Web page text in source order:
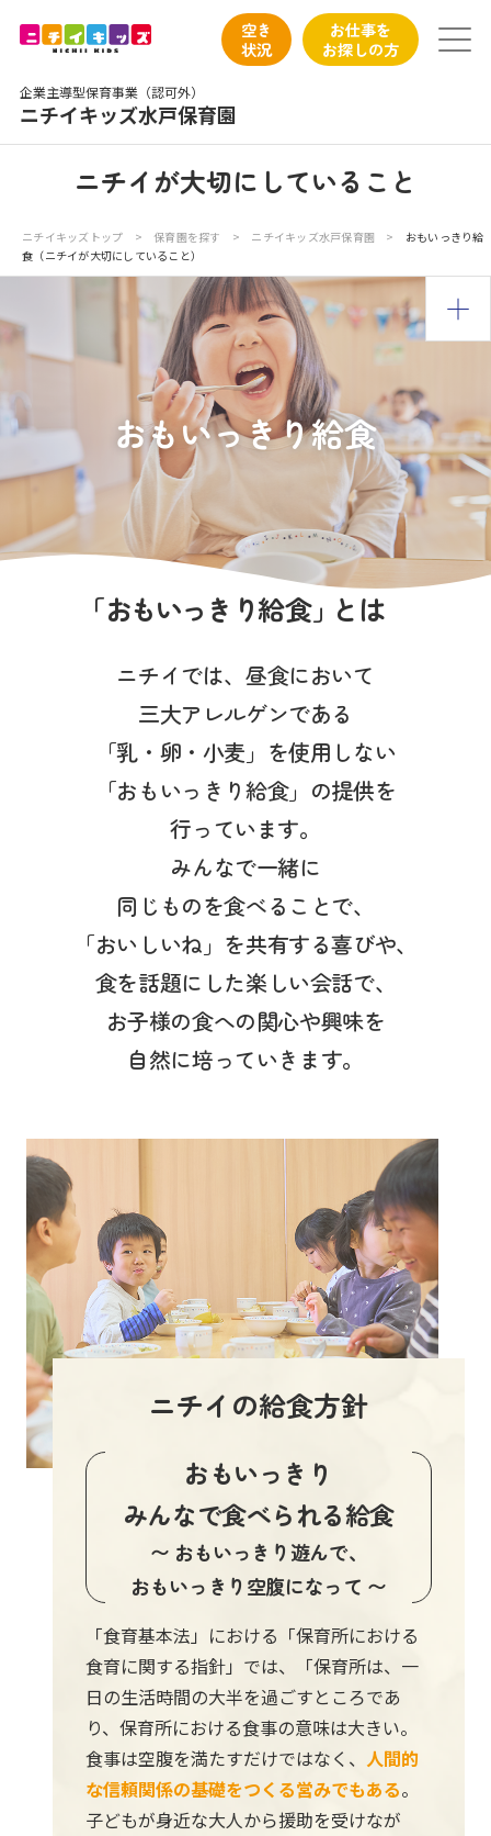
企業主導型保育事業（認可外）
ニチイキッズ水戸保育園
空き
状況
お仕事を
お探しの方
ニチイが大切にしていること
お食事
子育てひろばのご紹介
写真販売サービス
お仕事をお探しの方
よくあるご質問
保育園に関するお問い合わせ
プライバシーポリシー サイトのご利用について
ニチイ学館オフィシャルサイト
ニチイが大切にしていること
ニチイキッズトップ > 保育園を探す > ニチイキッズ水戸保育園 >
おもいっきり給
食（ニチイが大切にしていること）
おもいっきり給食
「おもいっきり給食」とは
ニチイでは、昼食において
三大アレルゲンである
「乳・卵・小麦」を使用しない
「おもいっきり給食」の提供を
行っています。
みんなで一緒に
同じものを食べることで、
「おいしいね」を共有する喜びや、
食を話題にした楽しい会話で、
お子様の食への関心や興味を
自然に培っていきます。
ニチイの給食方針
おもいっきり
みんなで食べられる給食
〜 おもいっきり遊んで、
おもいっきり空腹になって 〜
「食育基本法」における「保育所における
食育に関する指針」では、「保育所は、一
日の生活時間の大半を過ごすところであ
り、保育所における食事の意味は大きい。
食事は空腹を満たすだけではなく、 人間的
な信頼関係の基礎をつくる営みでもある。
子どもが身近な大人から援助を受けなが